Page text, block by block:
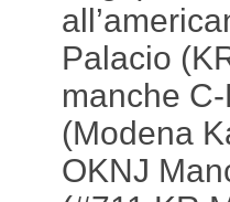
Palacio
manche
(Modena
OKNJ